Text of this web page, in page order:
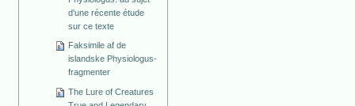
d'une récente étude
sur ce texte
Faksimile af de
islandske Physiologus-
fragmenter
The Lure of Creatures